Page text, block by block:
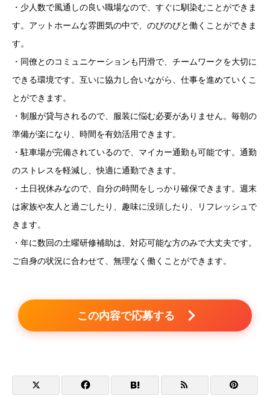
・少人数で風通しの良い職場なので、すぐに馴染むことができま
す。アットホームな雰囲気の中で、のびのびと働くことができま
す。
・同僚とのコミュニケーションも円滑で、チームワークを大切に
できる環境です。互いに協力し合いながら、仕事を進めていくこ
とができます。
・制服が貸与されるので、服装に悩む必要がありません。毎朝の
準備が楽になり、時間を有効活用できます。
・駐車場が完備されているので、マイカー通勤も可能です。通勤
のストレスを軽減し、快適に通勤できます。
・土日祝休みなので、自分の時間をしっかり確保できます。週末
は家族や友人と過ごしたり、趣味に没頭したり、リフレッシュで
きます。
・年に数回の土曜研修補助は、対応可能な方のみで大丈夫です。
ご自身の状況に合わせて、無理なく働くことができます。
この内容で応募する